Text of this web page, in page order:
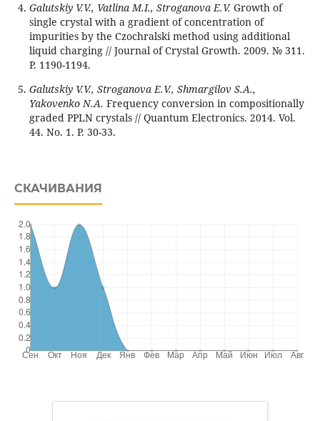
Galutskiy V.V., Vatlina M.I., Stroganova E.V.Growth of
single crystal with a gradient of concentration of
impurities by the Czochralski method using additional
liquid charging // Journal of Crystal Growth. 2009. № 311.
P. 1190-1194.
Galutskiy V.V., Stroganova E.V., Shmargilov S.A.,
Yakovenko N.A. Frequency conversion in compositionally
graded PPLN crystals // Quantum Electronics. 2014. Vol.
44. No. 1. P. 30-33.
СКАЧИВАНИЯ